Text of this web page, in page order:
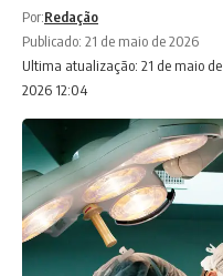
Ultima atualização: 21 de maio de
2026 12:04
Por:Redação
Publicado: 21 de maio de 2026